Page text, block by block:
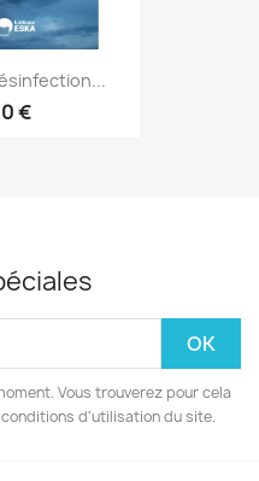
€
Vous trouverez pour cela
d'utilisation du site.